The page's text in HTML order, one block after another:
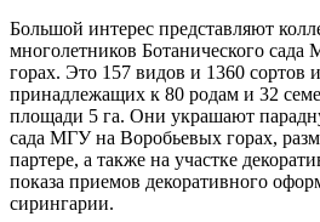
Большой интерес представляют
многолетников Ботанического
горах. Это 157 видов и 1360 сортов
принадлежащих к 80 родам и 32
площади 5 га. Они украшают
сада МГУ на Воробьевых горах,
партере, а также на участке
показа приемов декоративного
сирингарии.